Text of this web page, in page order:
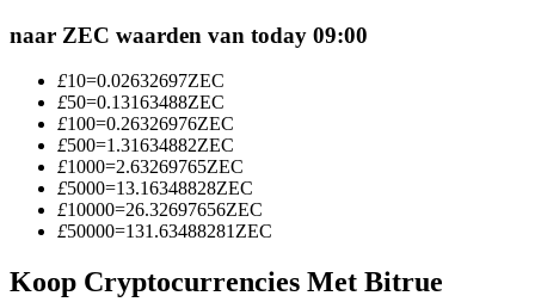
Big data-analyse inclusief handelsinformatie, enz.
naar ZEC waarden van today 09:00
£10=0.02632697ZEC
£50=0.13163488ZEC
£100=0.26326976ZEC
£500=1.31634882ZEC
£1000=2.63269765ZEC
£5000=13.16348828ZEC
£10000=26.32697656ZEC
£50000=131.63488281 ZEC
Koop Cryptocurrencies Met Bitrue